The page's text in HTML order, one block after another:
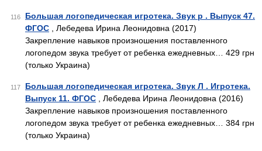
116
Большая логопедическая игротека. Звук р . Выпуск 47.
ФГОС , Лебедева Ирина Леонидовна (2017)
Закрепление навыков произношения поставленного
логопедом звука требует от ребенка ежедневных… 429 грн
(только Украина)
117
Большая логопедическая игротека. Звук Л . Игротека.
Выпуск 11. ФГОС , Лебедева Ирина Леонидовна (2016)
Закрепление навыков произношения поставленного
логопедом звука требует от ребенка ежедневных… 384 грн
(только Украина)